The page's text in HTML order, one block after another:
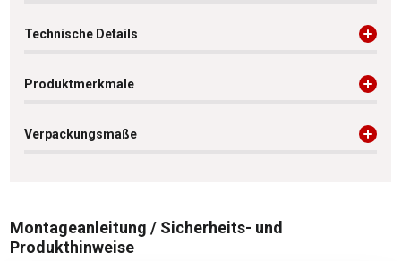
Technische Details
Produktmerkmale
Verpackungsmaße
Montageanleitung / Sicherheits- und
Produkthinweise